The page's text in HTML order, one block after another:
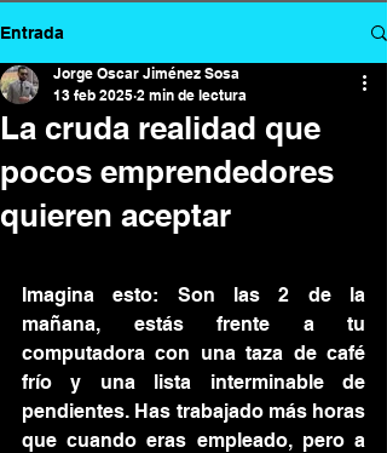
Entrada
La cruda realidad que
pocos emprendedores
quieren aceptar
Jorge Oscar Jiménez Sosa
13 feb 2025 2 min de lectura
Imagina esto: Son las 2 de la
mañana, estás frente a tu
computadora con una taza de café
frío y una lista interminable de
pendientes. Has trabajado más horas
que cuando eras empleado, pero a